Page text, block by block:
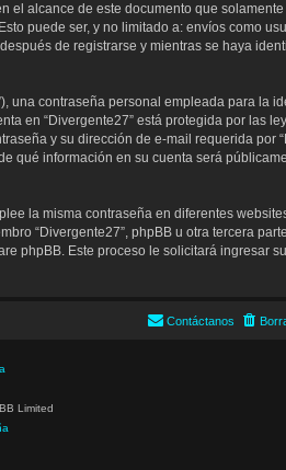
el alcance de este documento que
puede ser, y no limitado a: envíos como
de registrarse y mientras se haya
una contraseña personal empleada para la
en “Divergente27” está protegida por las
y su dirección de e-mail requerida por
qué información en su cuenta será
la misma contraseña en diferentes
“Divergente27”, phpBB u otra tercera
phpBB. Este proceso le solicitará ingresar
Contáctanos
Limited